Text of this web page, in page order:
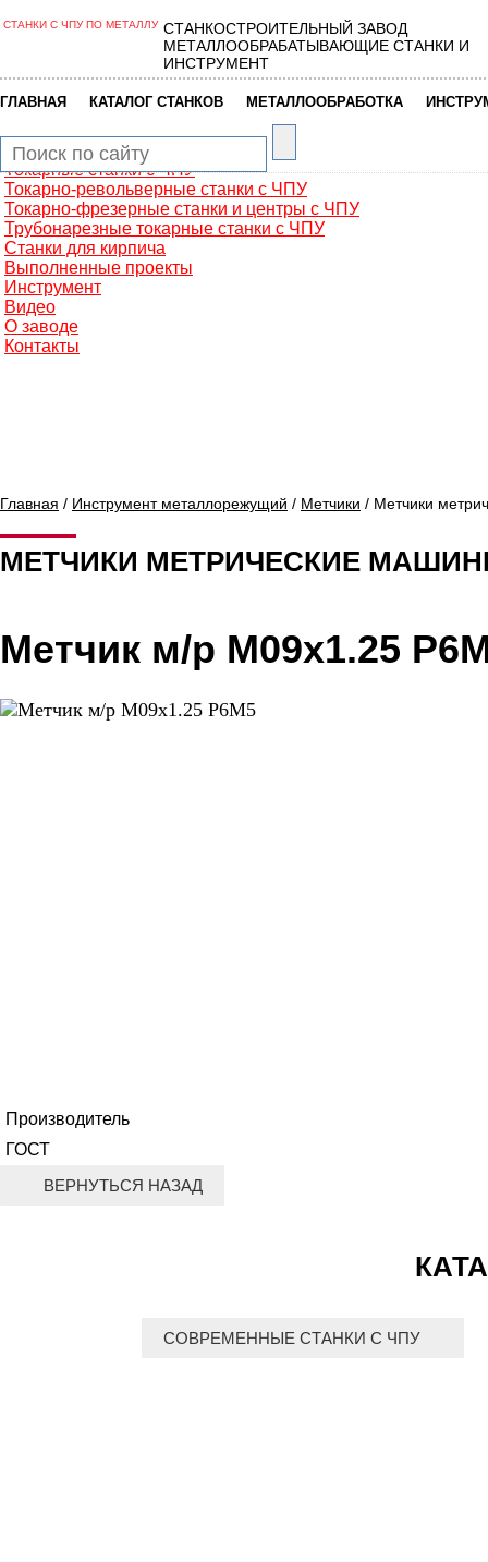
Главная
Фрезерные обрабатывающие центры
Сверлильно-фрезерные станки
Промышленные роботы манипуляторы
Токарные автоматы с ЧПУ
Токарные станки с ЧПУ
Токарно-револьверные станки с ЧПУ
Токарно-фрезерные станки и центры с ЧПУ
Трубонарезные токарные станки с ЧПУ
Станки для кирпича
Выполненные проекты
Инструмент
Видео
О заводе
Контакты
СТАНКИ С ЧПУ ПО МЕТАЛЛУ СТАНКОСТРОИТЕЛЬНЫЙ ЗАВОД
МЕТАЛЛООБРАБАТЫВАЮЩИЕ СТАНКИ И
ИНСТРУМЕНТ
ГЛАВНАЯ КАТАЛОГ СТАНКОВ МЕТАЛЛООБРАБОТКА
Главная / Инструмент металлорежущий / Метчики / Метчики
МЕТЧИКИ МЕТРИЧЕСКИЕ
Метчик м/р М09х1.25
Производитель
ГОСТ
СОВРЕМЕННЫЕ СТАНКИ С ЧПУ